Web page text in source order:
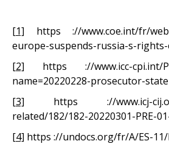
[1] https ://www.coe.int/fr/
europe-suspends-russia-s-
[2] https ://www.icc-cpi.int/
name=20220228-prosecutor-
[3] https ://www.icj-cij.org/
related/182/182-20220301-PRE-
[4] https ://undocs.org/fr/A/ES-11/